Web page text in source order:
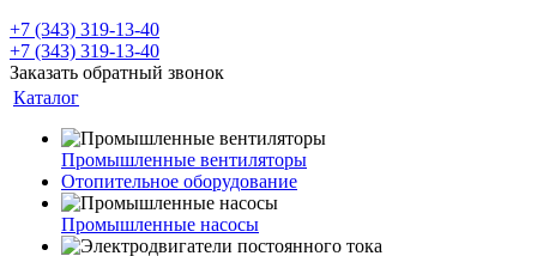
+7 (343) 319-13-40
+7 (343) 319-13-40
Заказать обратный звонок
Каталог
Промышленные вентиляторы
Отопительное оборудование
Промышленные насосы